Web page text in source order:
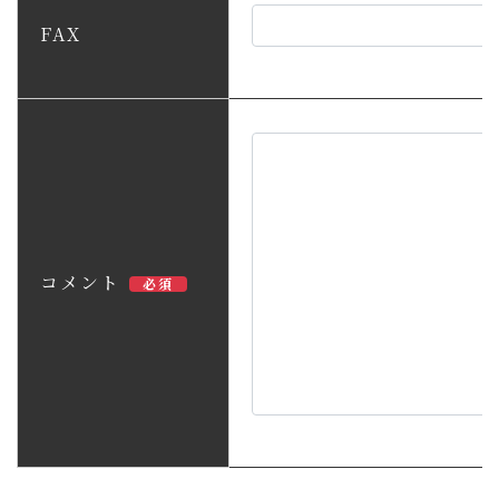
FAX
コメント 必須